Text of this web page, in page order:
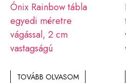
Ónix Rainbow tábla
egyedi méretre
vágással, 2 cm
vastagságú
TOVÁBB OLVASOM